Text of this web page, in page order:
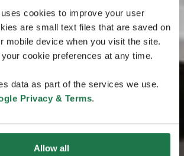
cookies to improve your user
are small text files that are saved on
mobile device when you visit the site.
cookie preferences at any time.
data as part of the services we use.
Privacy & Terms.
Allow all